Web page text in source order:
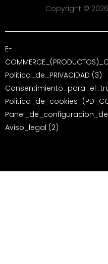
Copyright ©
E-
Politica_de_PRIVACIDAD (3)
Aviso_legal (2)